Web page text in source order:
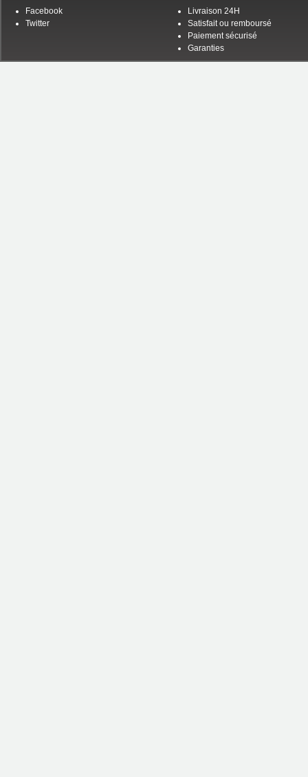
Facebook
Twitter
Livraison 24H
Satisfait ou remboursé
Paiement sécurisé
Garanties